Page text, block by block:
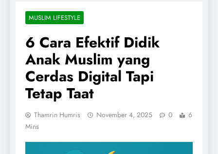
MUSLIM LIFESTYLE
6 Cara Efektif Didik
Anak Muslim yang
Cerdas Digital Tapi
Tetap Taat
Thamrin Humris November 4, 2025 0
6
Mins